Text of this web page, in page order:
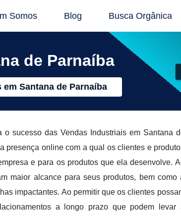
Somos Blog Busca Orgânica
de Parnaíba
Santana de Parnaíba
sucesso das Vendas Industriais em Santana
presença online com a qual os clientes e
e para os produtos que ela desenvolve.
maior alcance para seus produtos, bem como
impactantes. Ao permitir que os clientes
a longo prazo que podem levar